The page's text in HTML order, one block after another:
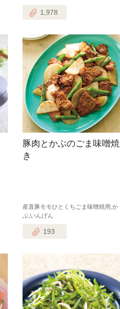
1,978
豚肉とかぶのごま味噌焼
き
産直豚モモひとくちごま味噌焼用,か
ぶ,いんげん
193